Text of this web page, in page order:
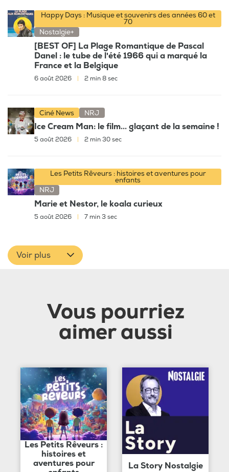
Happy Days : Musique et souvenirs des années 60 et
70
Nostalgie+
[BEST OF] La Plage Romantique de Pascal
Danel : le tube de l'été 1966 qui a marqué la
France et la Belgique
6 août 2026 2 min 8 sec
Ciné News NRJ
Ice Cream Man: le film... glaçant de la semaine !
5 août 2026 | 2 min 30 sec
Les Petits Rêveurs : histoires et aventures pour
enfants
NRJ
Marie et Nestor, le koala curieux
5 août 2026 7 min 3 sec
Voir plus
Vous pourriez
aimer aussi
Les Petits Rêveurs :
histoires et
aventures pour
La Story Nostalgie